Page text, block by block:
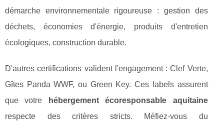
démarche environnementale rigoureuse : gestion des
déchets, économies d'énergie, produits d'entretien
écologiques, construction durable.
D'autres certifications valident l'engagement : Clef Verte,
Gîtes Panda WWF, ou Green Key. Ces labels assurent
que votre
hébergement écoresponsable aquitaine
respecte des critères stricts. Méfiez-vous du